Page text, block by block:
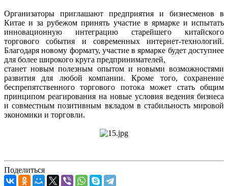
Организаторы приглашают предприятия и бизнесменов в
Китае и за рубежом принять участие в ярмарке и испытать
инновационную интеграцию старейшего китайского
торгового события и современных интернет-технологий.
Благодаря новому формату, участие в ярмарке будет доступнее
для более широкого круга предпринимателей,
станет новым полезным опытом и новыми возможностями
развития для любой компании. Кроме того, сохранение
беспрепятственного торгового потока может стать общим
принципом реагирования на новые условия ведения бизнеса
и совместным позитивным вкладом в стабильность мировой
экономики и торговли.
Поделиться